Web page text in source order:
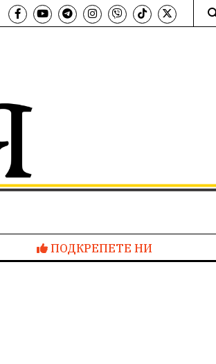
ПОДКРЕПЕТЕ НИ